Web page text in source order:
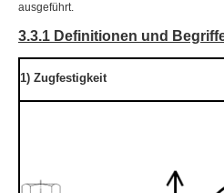
ausgeführt.
3.3.1 Definitionen und
1) Zugfestigkeit